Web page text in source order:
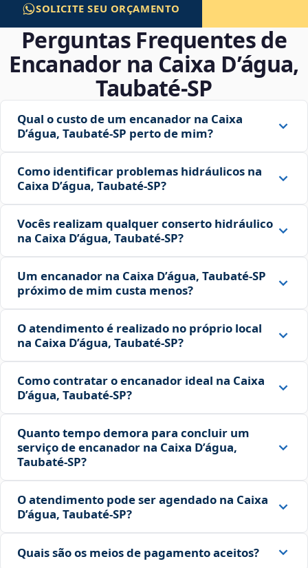
SOLICITE SEU ORÇAMENTO
Perguntas Frequentes de
Encanador na Caixa D’água,
Taubaté‑SP
Qual o custo de um encanador na Caixa
D’água, Taubaté‑SP perto de mim?
Como identificar problemas hidráulicos na
Caixa D’água, Taubaté‑SP?
Vocês realizam qualquer conserto hidráulico
na Caixa D’água, Taubaté‑SP?
Um encanador na Caixa D’água, Taubaté‑SP
próximo de mim custa menos?
O atendimento é realizado no próprio local
na Caixa D’água, Taubaté‑SP?
Como contratar o encanador ideal na Caixa
D’água, Taubaté‑SP?
Quanto tempo demora para concluir um
serviço de encanador na Caixa D’água,
Taubaté‑SP?
O atendimento pode ser agendado na Caixa
D’água, Taubaté‑SP?
Quais são os meios de pagamento aceitos?